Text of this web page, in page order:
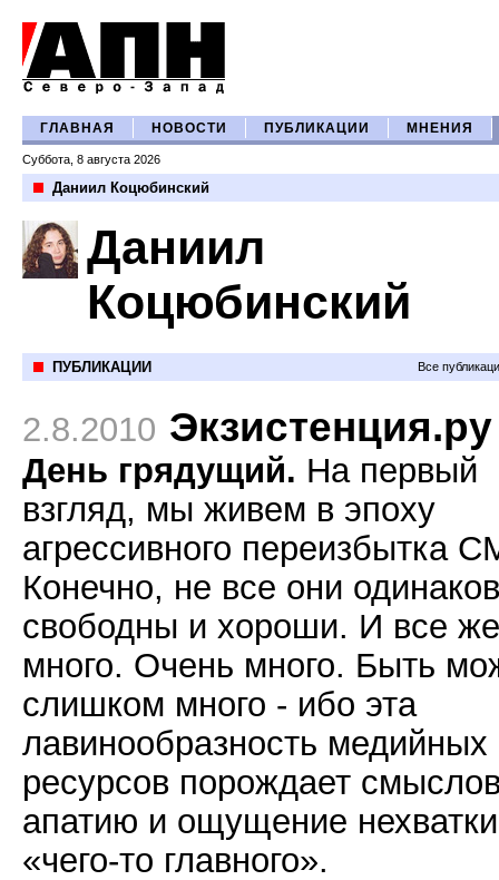
ГЛАВНАЯ НОВОСТИ ПУБЛИКАЦИИ МНЕНИЯ
Суббота, 8 августа 2026
Даниил Коцюбинский
Даниил
Коцюбинский
ПУБЛИКАЦИИ Все
2.8.2010 Экзистенция.ру
День грядущий. На первый
взгляд, мы живем в эпоху
агрессивного переизбытка
Конечно, не все они
свободны и хороши. И все
много. Очень много. Быть
слишком много - ибо эта
лавинообразность медийных
ресурсов порождает
апатию и ощущение нехватки
«чего-то главного».